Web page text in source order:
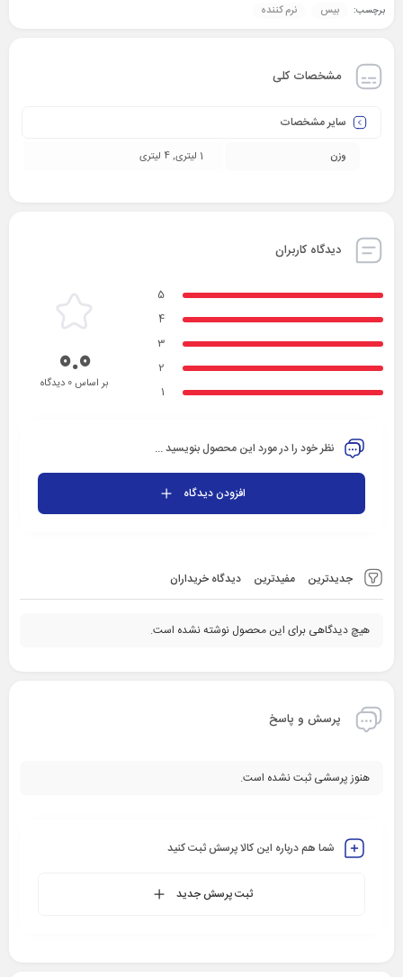
برچسب: بیس نرم کننده
مشخصات کلی
سایر مشخصات
وزن 1 لیتری, 4 لیتری
دیدگاه کاربران
جدیدترین مفیدترین دیدگاه خریداران
هیچ دیدگاهی برای این محصول نوشته نشده است.
5
4
3
2
1
0.0بر اساس 0 دیدگاه
نظر خود را در مورد این محصول بنویسید ...
افزودن دیدگاه
پرسش و پاسخ
هنوز پرسشی ثبت نشده است.
شما هم درباره این کالا پرسش ثبت کنید
ثبت پرسش جدید